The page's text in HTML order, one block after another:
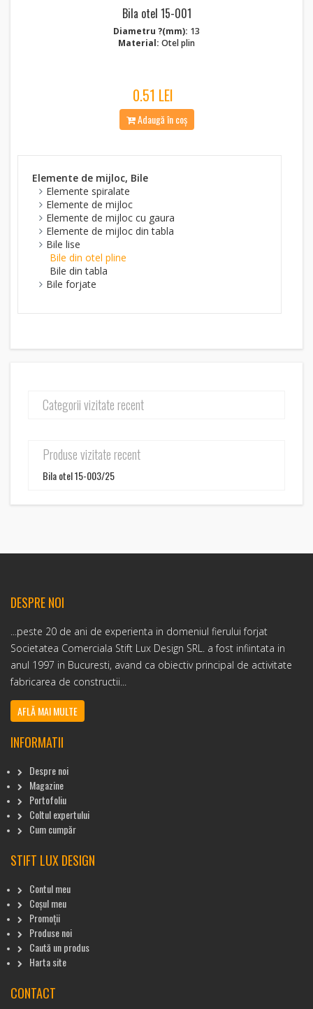
Bila otel 15-001
Diametru ?(mm): 13
Material: Otel plin
0.51 LEI
Adaugă în coș
Elemente de mijloc, Bile
Elemente spiralate
Elemente de mijloc
Elemente de mijloc cu gaura
Elemente de mijloc din tabla
Bile lise
Bile din otel pline
Bile din tabla
Bile forjate
Categorii vizitate recent
Produse vizitate recent
Bila otel 15-003/25
DESPRE NOI
...peste 20 de ani de experienta in domeniul fierului forjat
Societatea Comerciala Stift Lux Design SRL. a fost infiintata in
anul 1997 in Bucuresti, avand ca obiectiv principal de activitate
fabricarea de constructii...
AFLĂ MAI MULTE
INFORMATII
Despre noi
Magazine
Portofoliu
Coltul expertului
Cum cumpăr
STIFT LUX DESIGN
Contul meu
Coșul meu
Promoții
Produse noi
Caută un produs
Harta site
CONTACT